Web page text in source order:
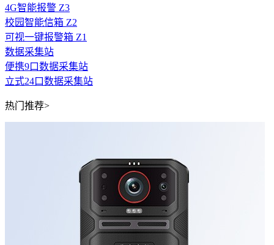
4G智能报警 Z3
校园智能信箱 Z2
可视一键报警箱 Z1
数据采集站
便携9口数据采集站
立式24口数据采集站
热门推荐>